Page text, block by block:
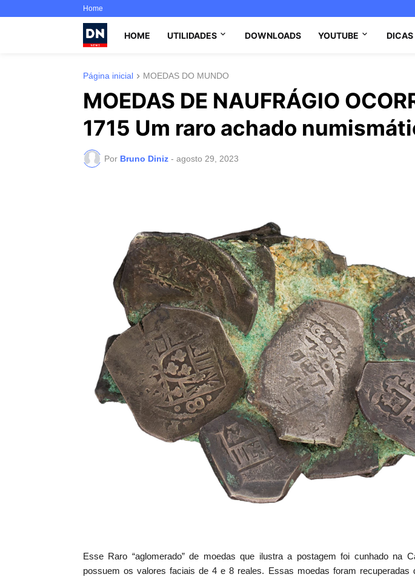
Home
HOME UTILIDADES DOWNLOADS YOUTUBE DICAS
Página inicial MOEDAS DO MUNDO
MOEDAS DE NAUFRÁGIO
1715 Um raro achado
Por Bruno Diniz - agosto 29, 2023
Esse Raro “aglomerado” de moedas que ilustra a postagem foi cunhado na
possuem os valores faciais de 4 e 8 reales. Essas moedas foram recuperadas